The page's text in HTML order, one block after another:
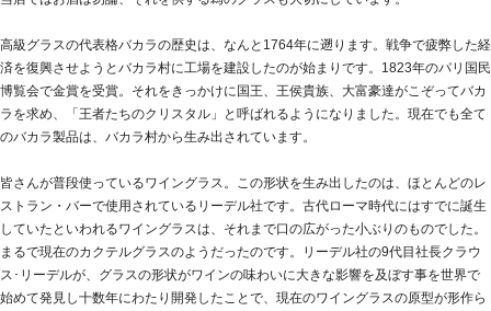
高級グラスの代表格バカラの歴史は、なんと1764年に遡ります。戦争で疲弊した経
済を復興させようとバカラ村に工場を建設したのが始まりです。1823年のパリ国民
博覧会で金賞を受賞。それをきっかけに国王、王侯貴族、大富豪達がこぞってバカ
ラを求め、「王者たちのクリスタル」と呼ばれるようになりました。現在でも全て
のバカラ製品は、バカラ村から生み出されています。
皆さんが普段使っているワイングラス。この形状を生み出したのは、ほとんどのレ
ストラン・バーで使用されているリーデル社です。古代ローマ時代にはすでに誕生
していたといわれるワイングラスは、それまで口の広がった小ぶりのものでした。
まるで現在のカクテルグラスのようだったのです。リーデル社の9代目社長クラウ
ス･リーデルが、グラスの形状がワインの味わいに大きな影響を及ぼす事を世界で
始めて発見し十数年にわたり開発したことで、現在のワイングラスの原型が形作ら